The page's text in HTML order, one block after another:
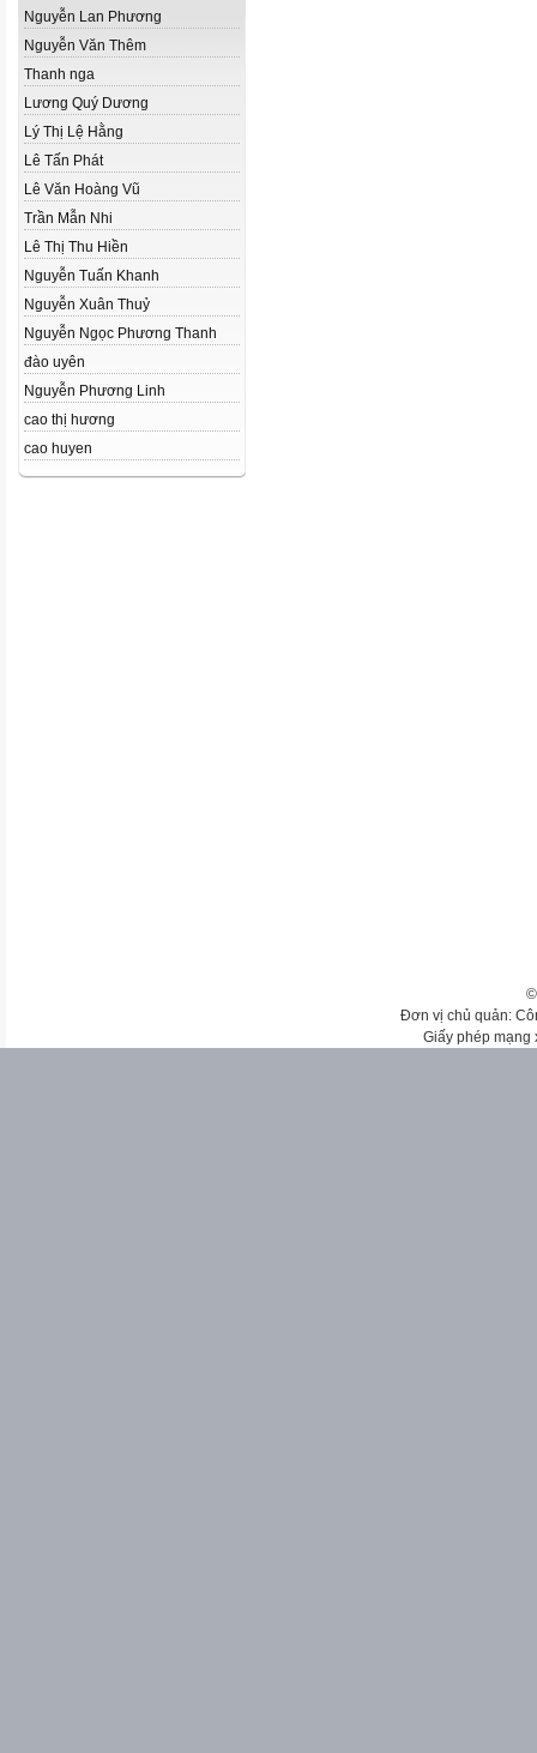
Nguyễn Lan Phương
Nguyễn Văn Thêm
Thanh nga
Lương Quý Dương
Lý Thị Lệ Hằng
Lê Tấn Phát
Lê Văn Hoàng Vũ
Trần Mẫn Nhi
Lê Thị Thu Hiền
Nguyễn Tuấn Khanh
Nguyễn Xuân Thuỷ
Nguyễn Ngọc Phương Thanh
đào uyên
Nguyễn Phương Linh
cao thị hương
cao huyen
Đơn vị chủ quản:
Giấy phép mạng